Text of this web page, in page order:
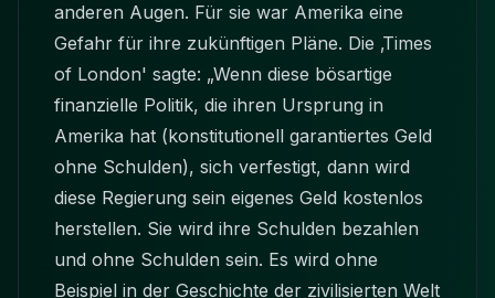
anderen Augen. Für sie war Amerika eine
Gefahr für ihre zukünftigen Pläne. Die ‚Times
of London' sagte: „Wenn diese bösartige
finanzielle Politik, die ihren Ursprung in
Amerika hat (konstitutionell garantiertes Geld
ohne Schulden), sich verfestigt, dann wird
diese Regierung sein eigenes Geld kostenlos
herstellen. Sie wird ihre Schulden bezahlen
und ohne Schulden sein. Es wird ohne
Beispiel in der Geschichte der zivilisierten Welt